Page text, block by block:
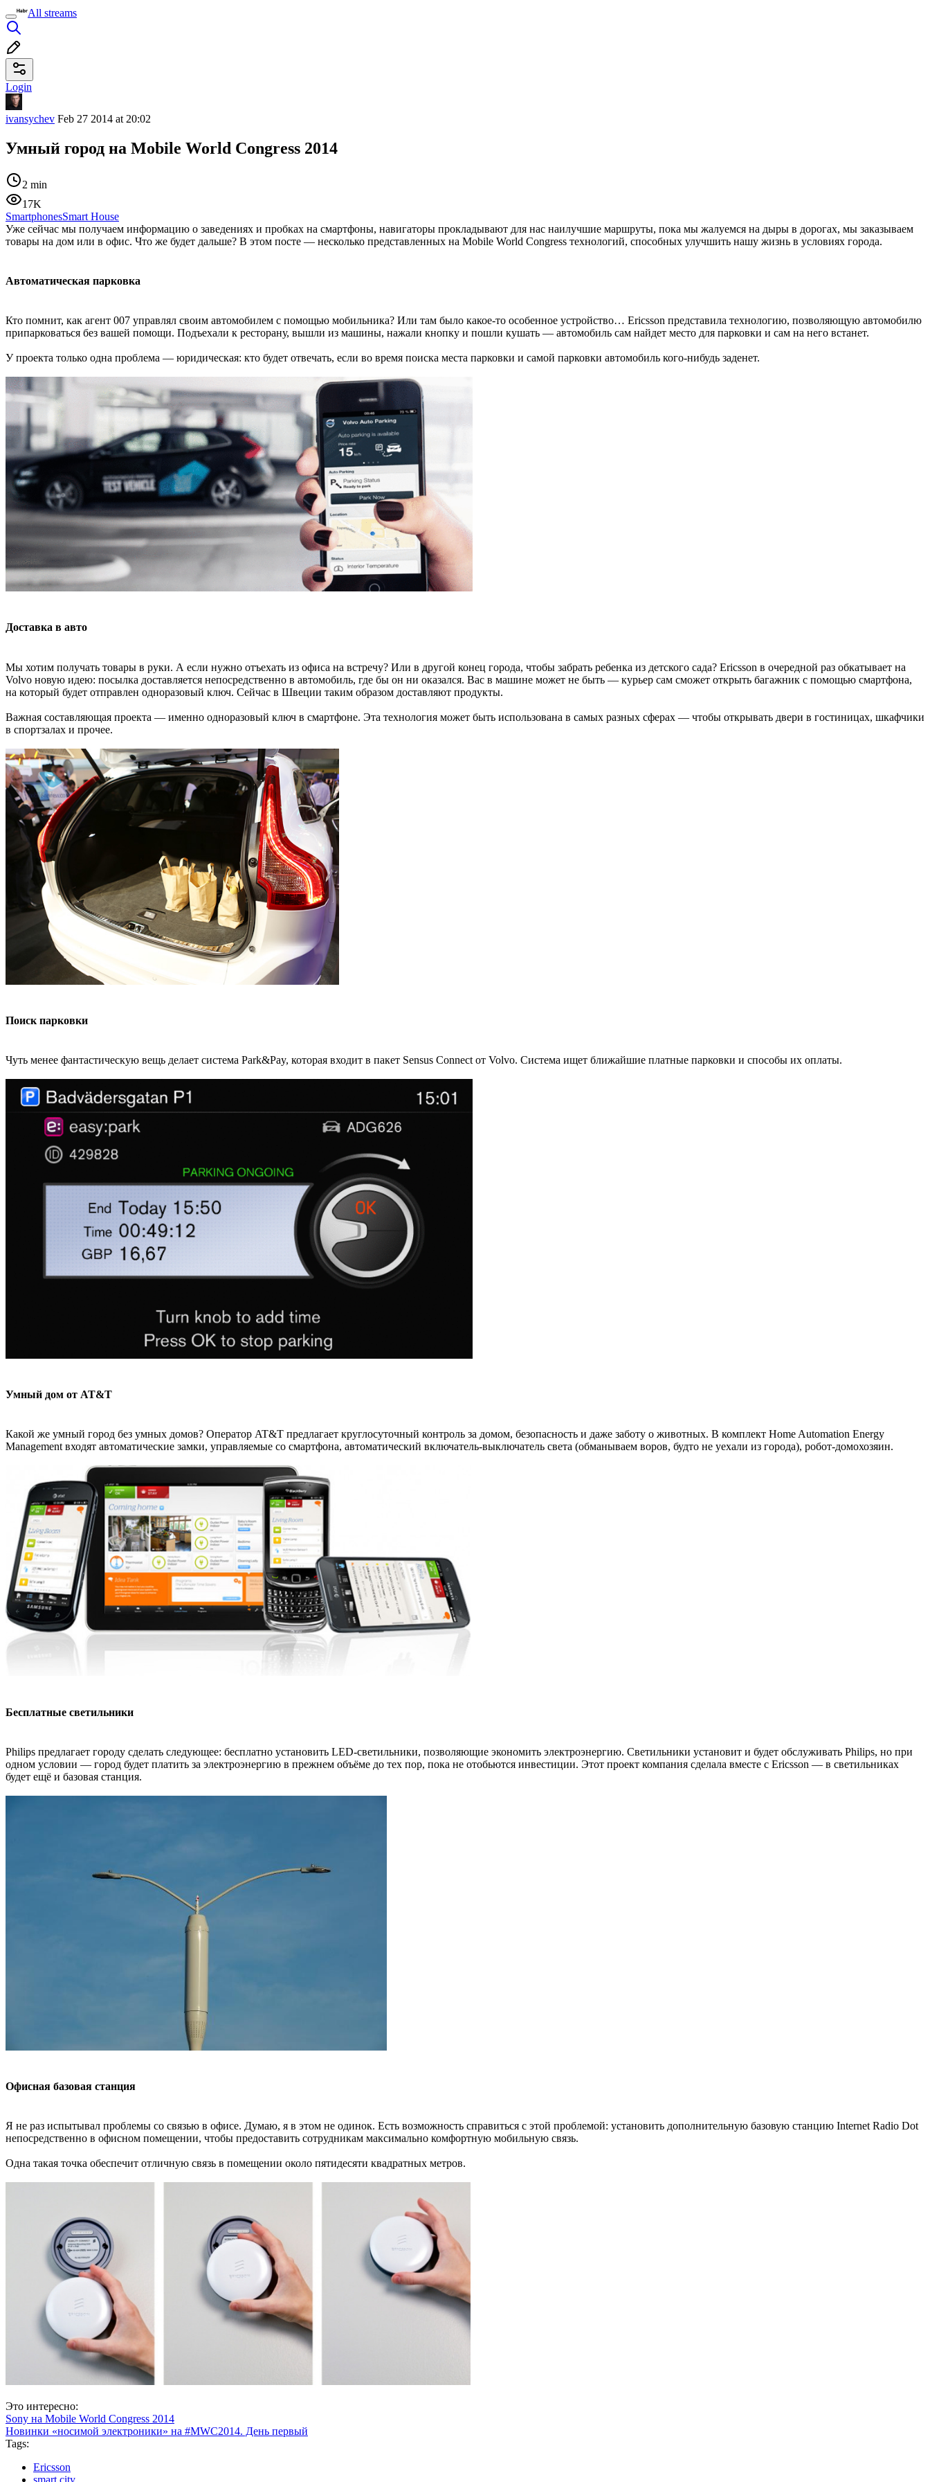
All streams
Login
ivansychev Feb 27 2014 at 20:02
Умный город на Mobile World Congress 2014
2 min
17K
SmartphonesSmart House
Уже сейчас мы получаем информацию о заведениях и пробках на смартфоны, навигаторы прокладывают для нас наилучшие маршруты, пока мы жалуемся на дыры в дорогах, мы заказываем
товары на дом или в офис. Что же будет дальше? В этом посте — несколько представленных на Mobile World Congress технологий, способных улучшить нашу жизнь в условиях города.
Автоматическая парковка
Кто помнит, как агент 007 управлял своим автомобилем с помощью мобильника? Или там было какое-то особенное устройство… Ericsson представила технологию, позволяющую автомобилю
припарковаться без вашей помощи. Подъехали к ресторану, вышли из машины, нажали кнопку и пошли кушать — автомобиль сам найдет место для парковки и сам на него встанет.
У проекта только одна проблема — юридическая: кто будет отвечать, если во время поиска места парковки и самой парковки автомобиль кого-нибудь заденет.
Доставка в авто
Мы хотим получать товары в руки. А если нужно отъехать из офиса на встречу? Или в другой конец города, чтобы забрать ребенка из детского сада? Ericsson в очередной раз обкатывает на
Volvo новую идею: посылка доставляется непосредственно в автомобиль, где бы он ни оказался. Вас в машине может не быть — курьер сам сможет открыть багажник с помощью смартфона,
на который будет отправлен одноразовый ключ. Сейчас в Швеции таким образом доставляют продукты.
Важная составляющая проекта — именно одноразовый ключ в смартфоне. Эта технология может быть использована в самых разных сферах — чтобы открывать двери в гостиницах, шкафчики
в спортзалах и прочее.
Поиск парковки
Чуть менее фантастическую вещь делает система Park&Pay, которая входит в пакет Sensus Connect от Volvo. Система ищет ближайшие платные парковки и способы их оплаты.
Умный дом от AT&T
Какой же умный город без умных домов? Оператор AT&T предлагает круглосуточный контроль за домом, безопасность и даже заботу о животных. В комплект Home Automation Energy
Management входят автоматические замки, управляемые со смартфона, автоматический включатель-выключатель света (обманываем воров, будто не уехали из города), робот-домохозяин.
Бесплатные светильники
Philips предлагает городу сделать следующее: бесплатно установить LED-светильники, позволяющие экономить электроэнергию. Светильники установит и будет обслуживать Philips, но при
одном условии — город будет платить за электроэнергию в прежнем объёме до тех пор, пока не отобьются инвестиции. Этот проект компания сделала вместе с Ericsson — в светильниках
будет ещё и базовая станция.
Офисная базовая станция
Я не раз испытывал проблемы со связью в офисе. Думаю, я в этом не одинок. Есть возможность справиться с этой проблемой: установить дополнительную базовую станцию Internet Radio Dot
непосредственно в офисном помещении, чтобы предоставить сотрудникам максимально комфортную мобильную связь.
Одна такая точка обеспечит отличную связь в помещении около пятидесяти квадратных метров.
Это интересно:
Sony на Mobile World Congress 2014
Новинки «носимой электроники» на #MWC2014. День первый
Tags:
Ericsson